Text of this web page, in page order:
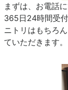
まずは、お電話
365日24時間受付
ニトリはもちろ
ていただきます。